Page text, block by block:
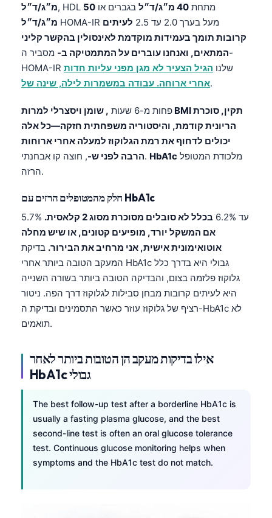
מ״ג/ד״ל
, HDL מתחת 40 מ״ג/ד״ל בגברים או 50
מ״ג/ד״ל
HOMA-IR מעל בערך 2.0 עד 2.5
לעיתים
קרובות תומך בעמידות מוקדמת לאינסולין בהקשר קליני
המתאים, ואנחנו עוברים על המתמטיקה ב- מסביר ה-
HOMA-IR שלנו הגיל הצעיר לא מגן מפני עליות חדות
אחרי ארוחה. עבודה במשמרות לילה, שינה של.
פחות מ-6 שעות
, שומן ויסצרלי למרות BMI תקין, סוכרת
הריונית קודמת, והיסטוריה משפחתית חזקה—כל אלה
יכולים לדחוף את רמת הגלוקוז למעלה אחרי ארוחות
הרבה לפני ש-, חוצה קו אבחנתי. HbA1c
הרזה.
חלק מהמטופלים הרזים עם HbA1c
5.7% עד 6.2%
בכלל לא סובלים מסוכרת מסוג 2 קלאסית.
אם המשקל יורד, מופיעים קטונים, או שיש מחלה
אוטואימונית אישית, אני מרחיב את הבירור. בדיקת
המעקב הטובה ביותר אחרי HbA1c גבולי היא בדרך כלל
גלוקוז פלזמה בצום, והבדיקה הטובה ביותר בשורה השנייה
היא לעיתים קרובות מבחן סבילות לגלוקוז דרך הפה. ניטור
רציף של גלוקוז עוזר כאשר התסמינים ובדיקת ה-HbA1c לא
תואמים.
אילו בדיקות מעקב הן הטובות ביותר לאחר
HbA1c גבולי
The best follow-up test after a borderline HbA1c is
usually a fasting plasma glucose, and the best
second-line test is often an oral glucose tolerance
test. Continuous glucose monitoring helps when
symptoms and the HbA1c test do not match.
Tagalog
ไทย
ဗမာစာ
Kiswahili
አማርኛ
O‘zbekcha
Català
Қазақ тілі
Suomi
Hrvatski
Slovenčina
سنڌي
සිංහල
অসমীয়া
Latviešu valoda
Македонски јазик
Gàidhlig